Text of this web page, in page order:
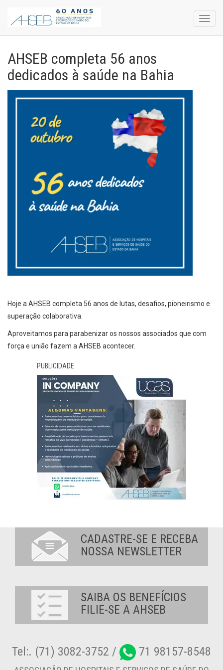
AHSEB completa 56 anos
dedicados à saúde na Bahia
Hoje a AHSEB completa 56 anos de lutas, desafios, pioneirismo e
superação colaborativa.
Aproveitamos para parabenizar os nossos associados que com
força e união fazem a AHSEB acontecer.
PUBLICIDADE
CADASTRE-SE E RECEBA
NOSSA NEWSLETTER
SAIBA OS BENEFÍCIOS
FILIE-SE A AHSEB
Tel:. (71) 3082-3752 / 71 98157-8548